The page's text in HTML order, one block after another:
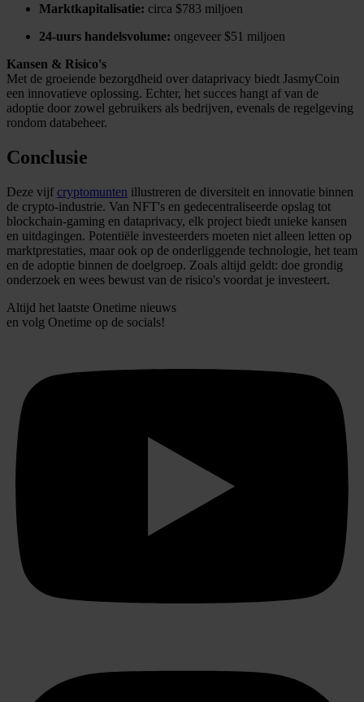
We gebruiken cookies om content en advertenties te
personaliseren, om functies voor social media te bieden
informatie over uw gebruik van onze site met onze
partners voor social media, adverteren en analyse. Deze
partners kunnen deze gegevens combineren met andere
informatie die u aan ze heeft verstrekt of die ze hebben
verzameld op basis van uw gebruik van hun services.
Marktkapitalisatie: circa $783 miljoen
24-uurs handelsvolume: ongeveer $51 miljoen
Kansen & Risico's
Met de groeiende bezorgdheid over dataprivacy biedt JasmyCoin
een innovatieve oplossing. Echter, het succes hangt af van de
adoptie door zowel gebruikers als bedrijven, evenals de regelgeving
rondom databeheer.
Conclusie
Deze vijf cryptomunten illustreren de diversiteit en innovatie binnen
de crypto-industrie. Van NFT's en gedecentraliseerde opslag tot
blockchain-gaming en dataprivacy, elk project biedt unieke kansen
en uitdagingen. Potentiële investeerders moeten niet alleen letten op
marktprestaties, maar ook op de onderliggende technologie, het team
en de adoptie binnen de doelgroep. Zoals altijd geldt: doe grondig
onderzoek en wees bewust van de risico's voordat je investeert.
Altijd het laatste Onetime nieuws
en volg Onetime op de socials!